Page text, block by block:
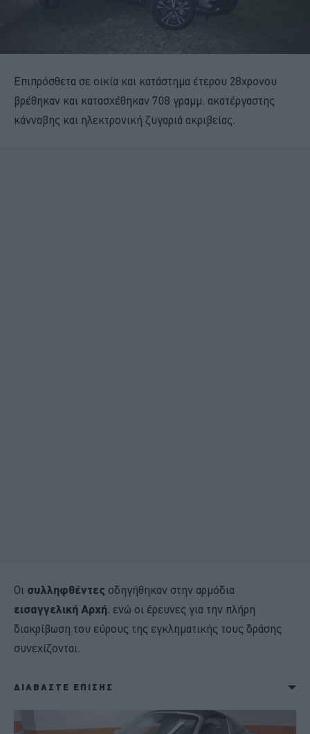
Επιπρόσθετα σε οικία και κατάστημα έτερου 28χρονου
βρέθηκαν και κατασχέθηκαν 708 γραμμ. ακατέργαστης
κάνναβης και ηλεκτρονική ζυγαριά ακριβείας.
Οι συλληφθέντες οδηγήθηκαν στην αρμόδια
εισαγγελική Αρχή, ενώ οι έρευνες για την πλήρη
διακρίβωση του εύρους της εγκληματικής τους δράσης
συνεχίζονται.
ΔΙΑΒΑΣΤΕ ΕΠΙΣΗΣ